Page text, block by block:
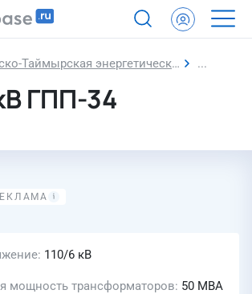
энергетическая компания» (АО «НТЭК») ПС 110
ГПП-34
110/6 кВ
мощность трансформаторов 50 МВА